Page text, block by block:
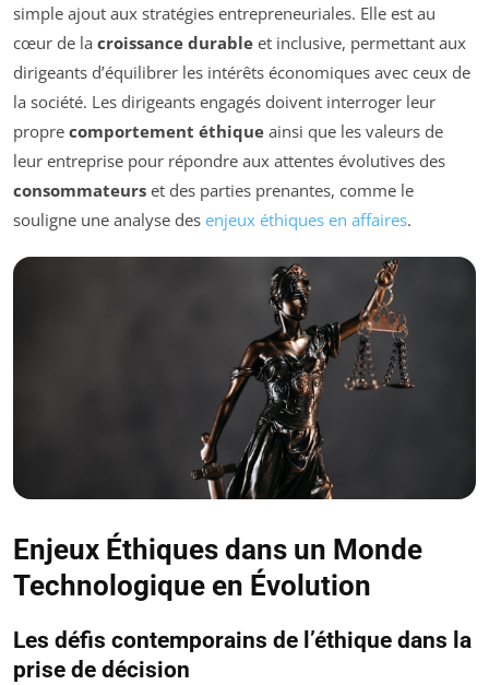
simple ajout aux stratégies entrepreneuriales. Elle est au
cœur de la croissance durable et inclusive, permettant aux
dirigeants d’équilibrer les intérêts économiques avec ceux de
la société. Les dirigeants engagés doivent interroger leur
propre comportement éthique ainsi que les valeurs de
leur entreprise pour répondre aux attentes évolutives des
consommateurs et des parties prenantes, comme le
souligne une analyse des enjeux éthiques en affaires.
Enjeux Éthiques dans un Monde
Technologique en Évolution
Les défis contemporains de l’éthique dans la
prise de décision